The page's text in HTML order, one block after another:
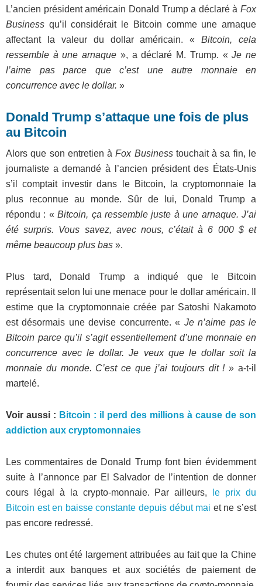
L’ancien président américain Donald Trump a déclaré à Fox
Business qu’il considérait le Bitcoin comme une arnaque
affectant la valeur du dollar américain. «Bitcoin, cela
ressemble à une arnaque », a déclaré M. Trump. «Je ne
l’aime pas parce que c’est une autre monnaie en
concurrence avec le dollar. »
Donald Trump s’attaque une fois de plus
au Bitcoin
Alors que son entretien à Fox Businesstouchait à sa fin, le
journaliste a demandé à l’ancien président des États-Unis
s’il comptait investir dans le Bitcoin, la cryptomonnaie la
plus reconnue au monde. Sûr de lui, Donald Trump a
répondu : «Bitcoin, ça ressemble juste à une arnaque. J’ai
été surpris. Vous savez, avec nous, c’était à 6 000 $ et
même beaucoup plus bas ».
Plus tard, Donald Trump a indiqué que le Bitcoin
représentait selon lui une menace pour le dollar américain. Il
estime que la cryptomonnaie créée par Satoshi Nakamoto
est désormais une devise concurrente. « Je n’aime pas le
Bitcoin parce qu’il s’agit essentiellement d’une monnaie en
concurrence avec le dollar. Je veux que le dollar soit la
monnaie du monde. C’est ce que j’ai toujours dit !» a-t-il
martelé.
Voir aussi : Bitcoin : il perd des millions à cause de son
addiction aux cryptomonnaies
Les commentaires de Donald Trump font bien évidemment
suite à l’annonce par El Salvador de l’intention de donner
cours légal à la crypto-monnaie. Par ailleurs, le prix du
Bitcoin est en baisse constante depuis début mai et ne s’est
pas encore redressé.
Les chutes ont été largement attribuées au fait que la Chine
a interdit aux banques et aux sociétés de paiement de